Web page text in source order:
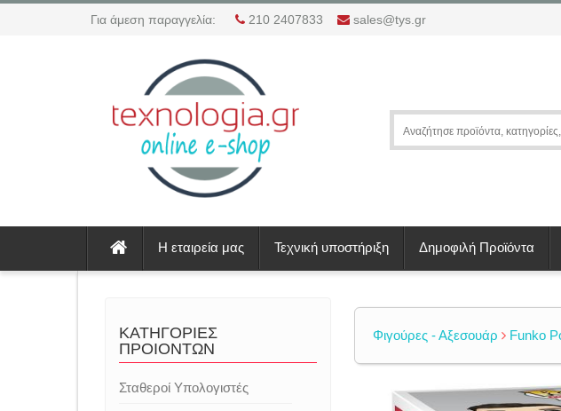
Για άμεση παραγγελία: 210 2407833 sales@tys.gr
Η εταιρεία μας Τεχνική υποστήριξη Δημοφιλή Προϊόντα
ΚΑΤΗΓΟΡΙΕΣ
ΠΡΟΙΟΝΤΩΝ
Σταθεροί Υπολογιστές
Φιγούρες - Αξεσουάρ Funko